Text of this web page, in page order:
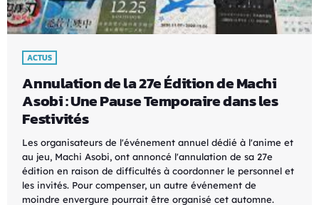
ACTUS
Annulation de la 27e Édition de Machi
Asobi : Une Pause Temporaire dans les
Festivités
Les organisateurs de l'événement annuel dédié à l'anime et
au jeu, Machi Asobi, ont annoncé l'annulation de sa 27e
édition en raison de difficultés à coordonner le personnel et
les invités. Pour compenser, un autre événement de
moindre envergure pourrait être organisé cet automne.